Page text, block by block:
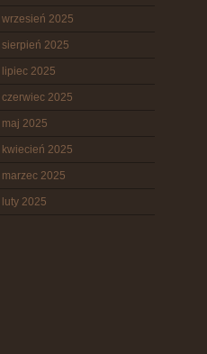
wrzesień 2025
sierpień 2025
lipiec 2025
czerwiec 2025
maj 2025
kwiecień 2025
marzec 2025
luty 2025